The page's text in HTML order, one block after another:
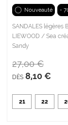
Nouveauté -
SANDALES légères
LIEWOOD / Sea
Sandy
DÈS 8,10 €
27,00 €
21 22